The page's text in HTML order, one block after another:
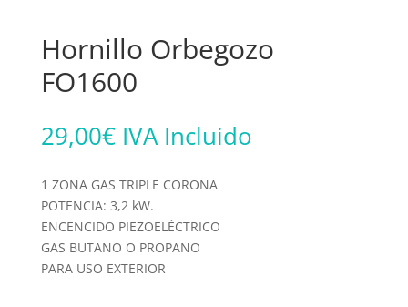
Hornillo Orbegozo
FO1600
29,00€ IVA Incluido
1 ZONA GAS TRIPLE CORONA
POTENCIA: 3,2 kW.
ENCENCIDO PIEZOELÉCTRICO
GAS BUTANO O PROPANO
PARA USO EXTERIOR